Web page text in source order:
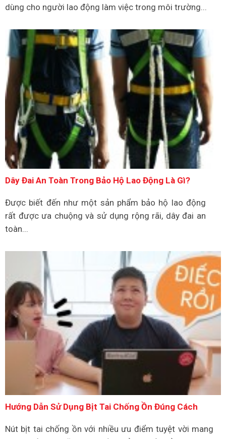
dùng cho người lao động làm việc trong môi trường...
Dây Đai An Toàn Trong Bảo Hộ Lao Động Là Gì?
Được biết đến như một sản phẩm bảo hộ lao động
rất được ưa chuộng và sử dụng rộng rãi, dây đai an
toàn...
Hướng Dẫn Sử Dụng Bịt Tai Chống Ồn Đúng Cách
Nút bịt tai chống ồn với nhiều ưu điểm tuyệt vời mang